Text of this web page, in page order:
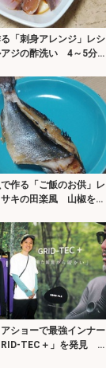
「刺身アレンジ」レシ
アジの酢洗い 4～5分漬
作る「ご飯のお供」レ
サキの田楽風 山椒をア
ショーで最強インナー
TEC＋」を発見 釣